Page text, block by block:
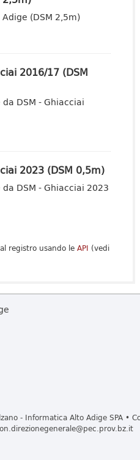
(DSM 2,5m)
2016/17 (DSM
DSM - Ghiacciai
2023 (DSM 0,5m)
DSM - Ghiacciai 2023
registro usando le API (vedi
- Informatica Alto Adige SPA •